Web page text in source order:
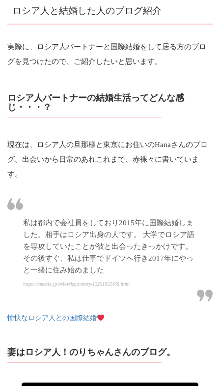
ロシア人と結婚した人のブログ紹介
実際に、ロシア人パートナーと国際結婚をして居る方のブロ
グを見つけたので、ご紹介したいと思います。
ロシア人パートナーの結婚生活ってどんな感
じ・・・？
現在は、ロシア人の旦那様と東京にお住いのHanaさんのブロ
グ。出会いから日常のあれこれまで、赤裸々に書いていま
す。
私は都内で会社員をしており2015年に国際結婚しま
した。相手はロシア出身の人です。 大学でロシア語
を専攻していたことが彼と出会ったきっかけです。
その後すぐ、私は仕事でドイツへ行き2017年にやっ
と一緒に住み始めました
https://ameblo.jp/orlovskaya/entry-12261832468.html
愉快なロシア人との国際結婚
妻はロシア人！のりちゃんさんのブログ。